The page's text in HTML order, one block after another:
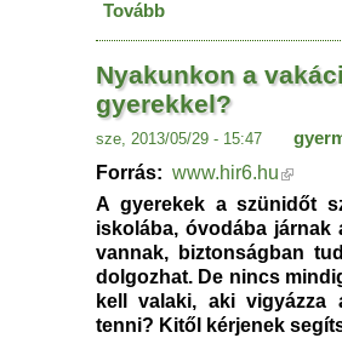
Tovább
Nyakunkon a
gyerekkel?
sze, 2013/05/29 - 15:47
Forrás: www.hir6.hu
A gyerekek a szünidőt
iskolába, óvodába
vannak, biztonságban
dolgozhat. De nincs
kell valaki, aki vigyázza
tenni? Kitől kérjenek